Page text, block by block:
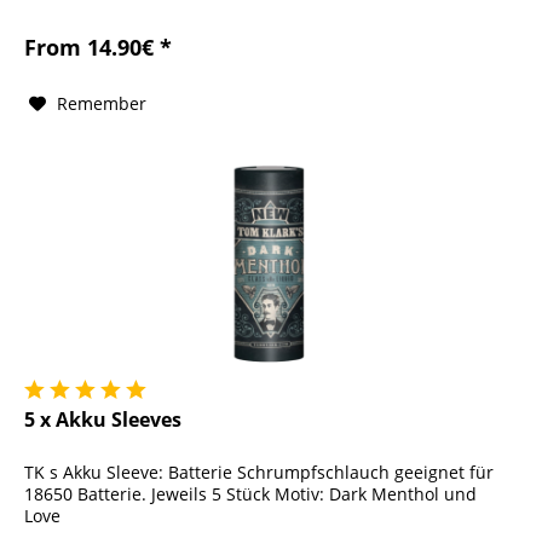
From 14.90€ *
Remember
5 x Akku Sleeves
TK s Akku Sleeve: Batterie Schrumpfschlauch geeignet für
18650 Batterie. Jeweils 5 Stück Motiv: Dark Menthol und
Love